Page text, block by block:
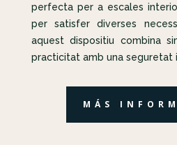
perfecta per a escales
per satisfer diverses
aquest dispositiu combina
practicitat amb una seguretat
MÁS